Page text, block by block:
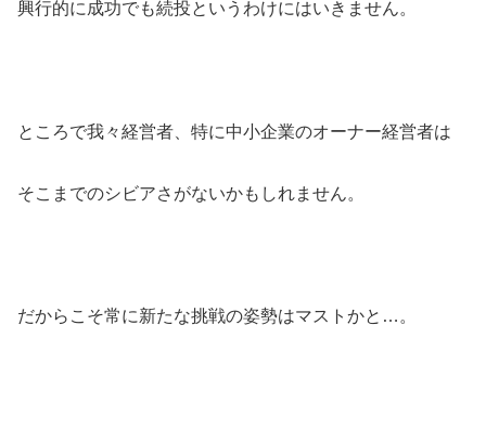
興行的に成功でも続投というわけにはいきません。
ところで我々経営者、特に中小企業のオーナー経営者は
そこまでのシビアさがないかもしれません。
だからこそ常に新たな挑戦の姿勢はマストかと…。